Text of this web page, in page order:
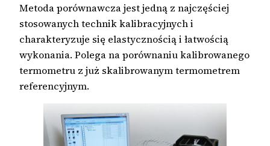
Metoda porównawcza jest jedną z najczęściej
stosowanych technik kalibracyjnych i
charakteryzuje się elastycznością i łatwością
wykonania. Polega na porównaniu kalibrowanego
termometru z już skalibrowanym termometrem
referencyjnym.